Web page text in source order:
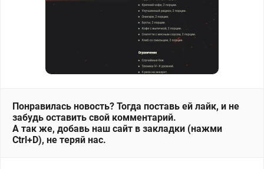
Понравилась новость? Тогда поставь ей лайк, и не
забудь оставить свой комментарий.
А так же, добавь наш сайт в закладки (нажми
Ctrl+D), не теряй нас.